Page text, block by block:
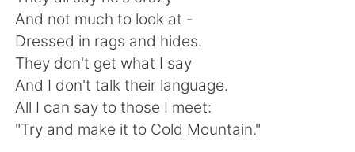
繁體中文 Español
العربية Français
Deutsch 日本語
한국어 Русский
And not much to look at -
Dressed in rags and hides.
They don't get what I say
And I don't talk their language.
All I can say to those I meet:
"Try and make it to Cold Mountain."